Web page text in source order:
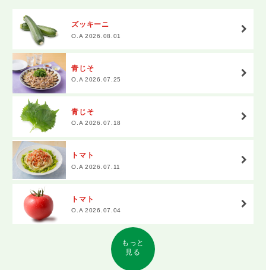
ズッキーニ
O.A 2026.08.01
青じそ
O.A 2026.07.25
青じそ
O.A 2026.07.18
トマト
O.A 2026.07.11
トマト
O.A 2026.07.04
もっと
見る